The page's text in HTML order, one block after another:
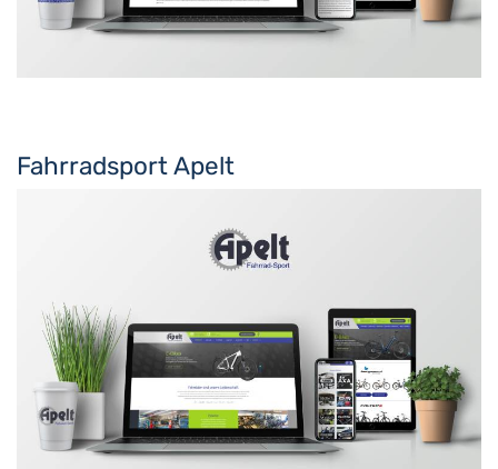
Fahrradsport Apelt